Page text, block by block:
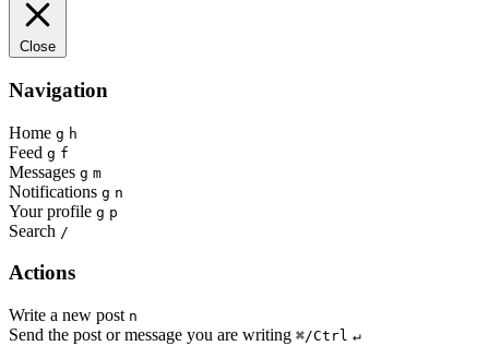
Close
Navigation
Home g h
Feed g f
Messages g m
Notifications g n
Your profile g p
Search /
Actions
Write a new post n
Send the post or message you are writing ⌘/Ctrl ↵